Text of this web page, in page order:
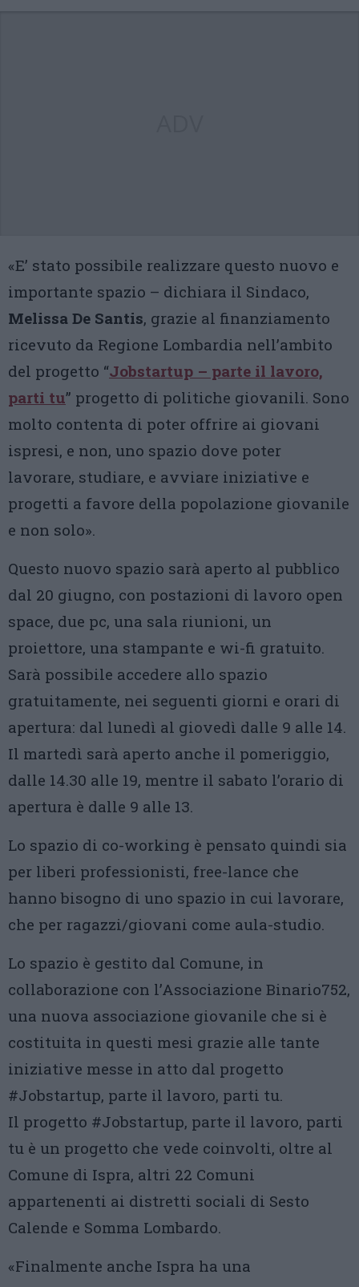
«E’ stato possibile realizzare questo nuovo e
importante spazio – dichiara il Sindaco,
Melissa De Santis, grazie al finanziamento
ricevuto da Regione Lombardia nell’ambito
del progetto “Jobstartup – parte il lavoro,
parti tu” progetto di politiche giovanili. Sono
molto contenta di poter offrire ai giovani
ispresi, e non, uno spazio dove poter
lavorare, studiare, e avviare iniziative e
progetti a favore della popolazione giovanile
e non solo».
Questo nuovo spazio sarà aperto al pubblico
dal 20 giugno, con postazioni di lavoro open
space, due pc, una sala riunioni, un
proiettore, una stampante e wi-fi gratuito.
Sarà possibile accedere allo spazio
gratuitamente, nei seguenti giorni e orari di
apertura: dal lunedì al giovedì dalle 9 alle 14.
Il martedì sarà aperto anche il pomeriggio,
dalle 14.30 alle 19, mentre il sabato l’orario di
apertura è dalle 9 alle 13.
Lo spazio di co-working è pensato quindi sia
per liberi professionisti, free-lance che
hanno bisogno di uno spazio in cui lavorare,
che per ragazzi/giovani come aula-studio.
Lo spazio è gestito dal Comune, in
collaborazione con l’Associazione Binario752,
una nuova associazione giovanile che si è
costituita in questi mesi grazie alle tante
iniziative messe in atto dal progetto
#Jobstartup, parte il lavoro, parti tu.
Il progetto #Jobstartup, parte il lavoro, parti
tu è un progetto che vede coinvolti, oltre al
Comune di Ispra, altri 22 Comuni
appartenenti ai distretti sociali di Sesto
Calende e Somma Lombardo.
«Finalmente anche Ispra ha una